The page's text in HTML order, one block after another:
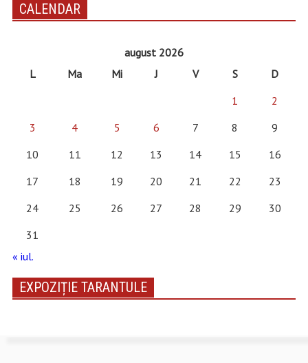
CALENDAR
august 2026
L
Ma Mi J V S
D
1
2
3
4 5 6 7 8
9
10
11 12 13 14 15
16
17
18 19 20 21 22
23
24
25 26 27 28 29
30
31
« iul.
EXPOZIȚIE TARANTULE